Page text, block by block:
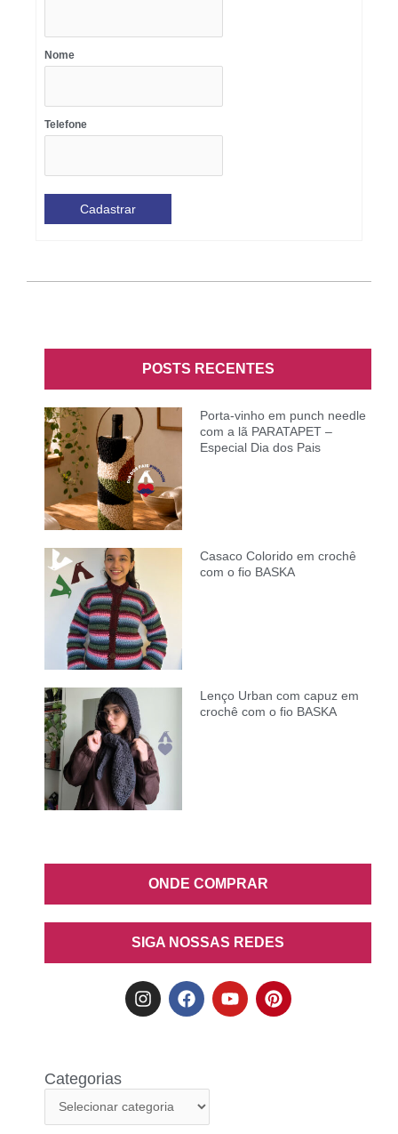
Nome
Telefone
POSTS RECENTES
Porta-vinho em punch needle
com a lã PARATAPET –
Especial Dia dos Pais
Casaco Colorido em crochê
com o fio BASKA
Lenço Urban com capuz em
crochê com o fio BASKA
ONDE COMPRAR
SIGA NOSSAS REDES
Categorias